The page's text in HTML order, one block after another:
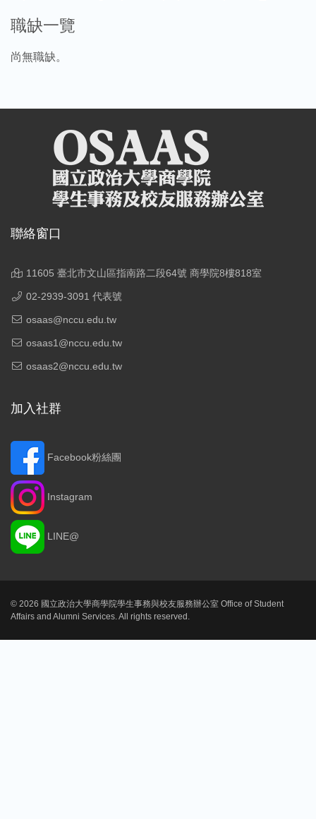
職缺一覽
尚無職缺。
聯絡窗口
11605 臺北市文山區指南路二段64號 商學院8樓818室
02-2939-3091 代表號
osaas@nccu.edu.tw
osaas1@nccu.edu.tw
osaas2@nccu.edu.tw
加入社群
Facebook粉絲團
Instagram
LINE@
© 2026 國立政治大學商學院學生事務與校友服務辦公室 Office of Student
Affairs and Alumni Services. All rights reserved.